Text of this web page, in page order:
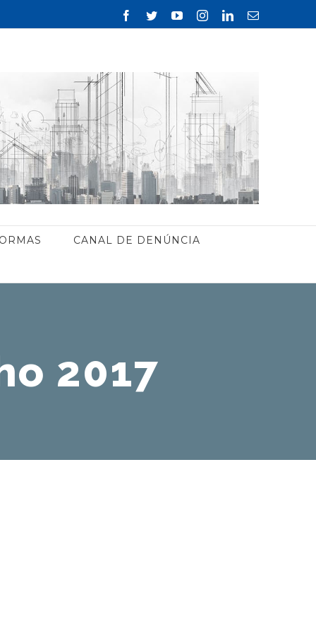
Facebook
TwitterYouTubeInstagramLinkedinEmail
CANAL DE DENÚNCIA
2017